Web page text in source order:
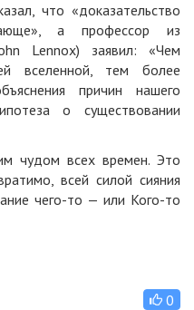
что «доказательство
а профессор из
Lennox) заявил: «Чем
вселенной, тем более
причин нашего
о существовании
чудом всех времен. Это
всей силой сияния
чего-то — или Кого-то
0